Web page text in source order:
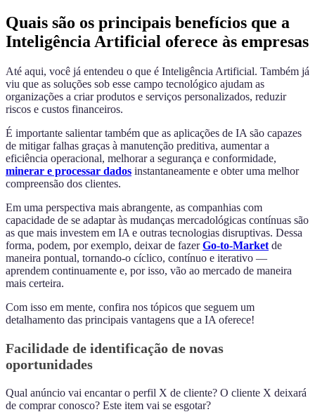
Quais são os principais benefícios que a
Inteligência Artificial oferece às empresas
Até aqui, você já entendeu o que é Inteligência Artificial. Também já
viu que as soluções sob esse campo tecnológico ajudam as
organizações a criar produtos e serviços personalizados, reduzir
riscos e custos financeiros.
É importante salientar também que as aplicações de IA são capazes
de mitigar falhas graças à manutenção preditiva, aumentar a
eficiência operacional, melhorar a segurança e conformidade,
minerar e processar dados instantaneamente e obter uma melhor
compreensão dos clientes.
Em uma perspectiva mais abrangente, as companhias com
capacidade de se adaptar às mudanças mercadológicas contínuas são
as que mais investem em IA e outras tecnologias disruptivas. Dessa
forma, podem, por exemplo, deixar de fazerGo-to-Market de
maneira pontual, tornando-o cíclico, contínuo e iterativo —
aprendem continuamente e, por isso, vão ao mercado de maneira
mais certeira.
Com isso em mente, confira nos tópicos que seguem um
detalhamento das principais vantagens que a IA oferece!
Facilidade de identificação de novas
oportunidades
Qual anúncio vai encantar o perfil X de cliente? O cliente X deixará
de comprar conosco? Este item vai se esgotar?